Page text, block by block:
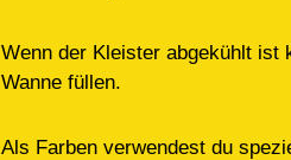
Wenn der Kleister abgekühlt ist
Wanne füllen.
Als Farben verwendest du